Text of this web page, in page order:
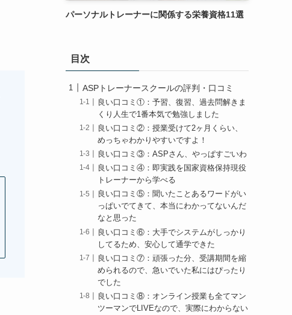
パーソナルトレーナーに関係する栄養資格11選
目次
ASPトレーナースクールの評判・口コミ
良い口コミ①：予習、復習、過去問解きま
くり人生で1番本気で勉強しました
良い口コミ②：授業受けて2ヶ月くらい、
めっちゃわかりやすいですよ！
良い口コミ③：ASPさん、やっぱすごいわ
良い口コミ④：即実践を国家資格保持現役
トレーナーから学べる
良い口コミ⑤：聞いたことあるワードがい
っぱいでてきて、本当にわかってないんだ
なと思った
良い口コミ⑥：大手でシステムがしっかり
してるため、安心して通学できた
良い口コミ⑦：頑張った分、受講期間を縮
められるので、急いでいた私にはぴったり
でした
良い口コミ⑧：オンライン授業も全てマン
ツーマンでLIVEなので、実際にわからない